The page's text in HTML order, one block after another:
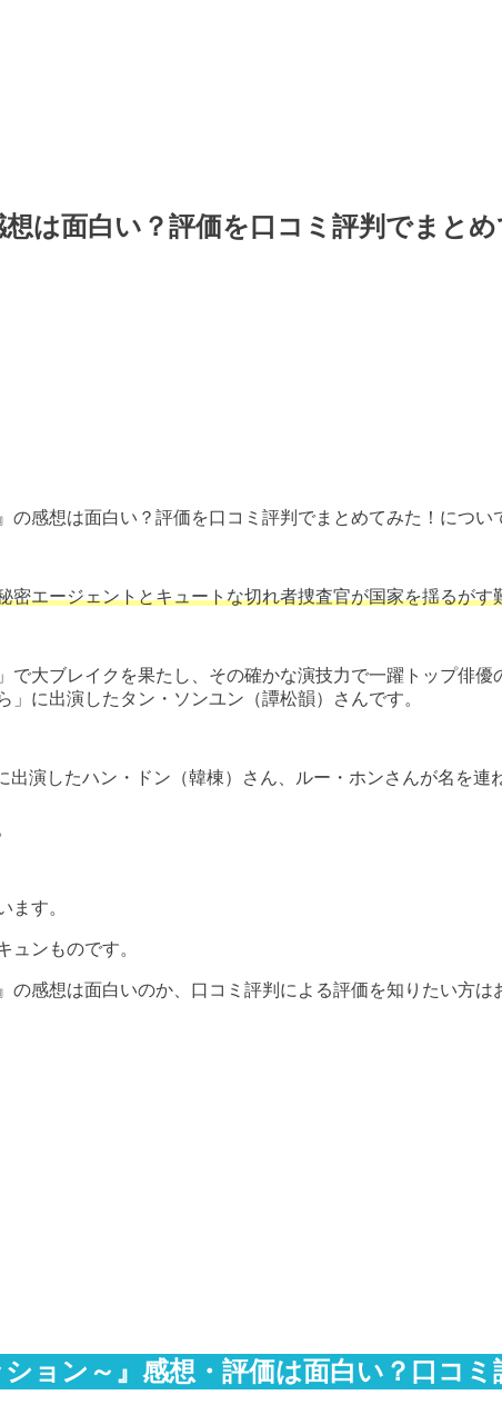
は面白い？評価を口コミ評判でまと
感想は面白い？評価を口コミ評判でまとめてみた！につい
エージェントとキュートな切れ者捜査官が国家を揺るが
大ブレイクを果たし、その確かな演技力で一躍トップ俳
に出演したタン・ソンユン（譚松韻）さんです。
演したハン・ドン（韓棟）さん、ルー・ホンさんが名を連
ます。
ュンものです。
感想は面白いのか、口コミ評判による評価を知りたい方は
ョン～』感想・評価は面白い？口コ